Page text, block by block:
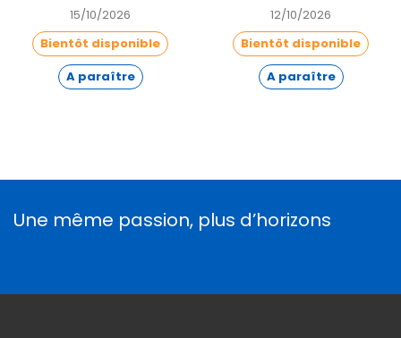
15/10/2026
Bientôt disponible
A paraître
12/10/2026
Bientôt disponible
A paraître
Une même passion, plus d’horizons